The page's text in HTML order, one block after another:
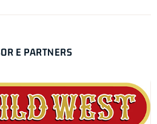
E PARTNERS